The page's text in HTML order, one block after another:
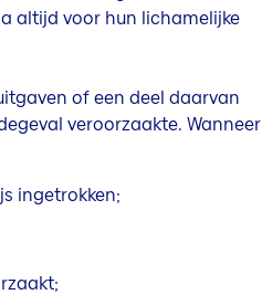
altijd voor hun lichamelijke
of een deel daarvan
veroorzaakte. Wanneer
ingetrokken;